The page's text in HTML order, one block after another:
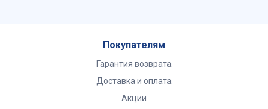
Покупателям
Гарантия возврата
Доставка и оплата
Акции